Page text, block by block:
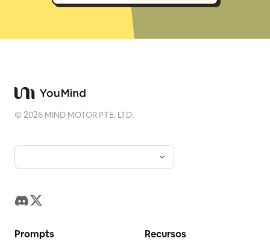
©2026 MIND MOTOR PTE. LTD.
Prompts Recursos